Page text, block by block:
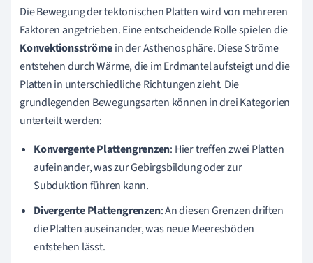
Die Bewegung der tektonischen Platten wird von mehreren
Faktoren angetrieben. Eine entscheidende Rolle spielen die
Konvektionsströmein der Asthenosphäre. Diese Ströme
entstehen durch Wärme, die im Erdmantel aufsteigt und die
Platten in unterschiedliche Richtungen zieht. Die
grundlegenden Bewegungsarten können in drei Kategorien
unterteilt werden:
Konvergente Plattengrenzen: Hier treffen zwei Platten
aufeinander, was zur Gebirgsbildung oder zur
Subduktion führen kann.
Divergente Plattengrenzen: An diesen Grenzen driften
die Platten auseinander, was neue Meeresböden
entstehen lässt.